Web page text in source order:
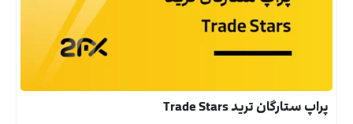
پراپ ستارگان ترید Trade Stars